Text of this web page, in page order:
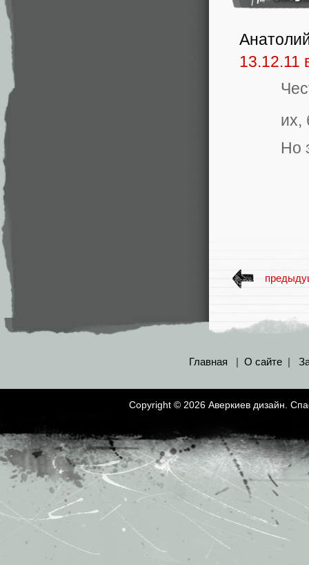
13.12.11
их,
Но
Главная |О сайте |
Copyright © 2026 Аверкиев дизайн.